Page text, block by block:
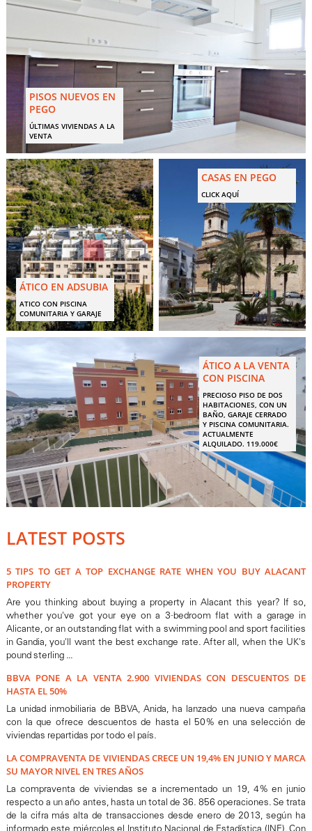
PISOS NUEVOS EN
PEGO
ÚLTIMAS VIVIENDAS A LA
VENTA
ÁTICO EN ADSUBIA
ATICO CON PISCINA
COMUNITARIA Y GARAJE
CASAS EN PEGO
CLICK AQUÍ
ÁTICO A LA VENTA
CON PISCINA
PRECIOSO PISO DE DOS
HABITACIONES, CON UN
BAÑO, GARAJE CERRADO
Y PISCINA COMUNITARIA.
ACTUALMENTE
ALQUILADO. 119.000€
LATEST POSTS
5 TIPS TO GET A TOP EXCHANGE RATE WHEN YOU BUY ALACANT
PROPERTY
Are you thinking about buying a property in Alacant this year? If so,
whether you've got your eye on a 3-bedroom flat with a garage in
Alicante, or an outstanding flat with a swimming pool and sport facilities
in Gandia, you'll want the best exchange rate. After all, when the UK's
pound sterling ...
BBVA PONE A LA VENTA 2.900 VIVIENDAS CON DESCUENTOS DE
HASTA EL 50%
La unidad inmobiliaria de BBVA, Anida, ha lanzado una nueva campaña
con la que ofrece descuentos de hasta el 50% en una selección de
viviendas repartidas por todo el país.
LA COMPRAVENTA DE VIVIENDAS CRECE UN 19,4% EN JUNIO Y MARCA
SU MAYOR NIVEL EN TRES AÑOS
La compraventa de viviendas se a incrementado un 19, 4% en junio
respecto a un año antes, hasta un total de 36. 856 operaciones. Se trata
de la cifra más alta de transacciones desde enero de 2013, según ha